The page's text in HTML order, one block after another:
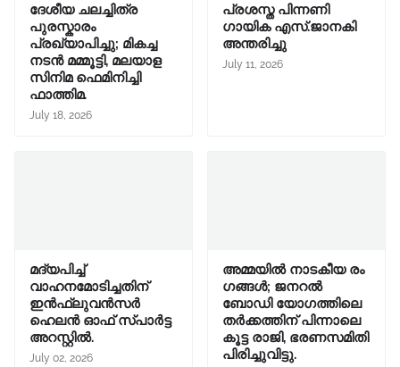
ദേശീയ ചലച്ചിത്ര
പുരസ്കാരം
പ്രഖ്യാപിച്ചു; മികച്ച
നടൻ മമ്മൂട്ടി, മലയാള
സിനിമ ഫെമിനിച്ചി
ഫാത്തിമ.
July 18, 2026
പ്രശസ്ത പിന്നണി
ഗായിക എസ്.ജാനകി
അന്തരിച്ചു
July 11, 2026
മദ്യപിച്ച്
വാഹനമോടിച്ചതിന്
ഇൻഫ്ലുവൻസർ
ഹെലൻ ഓഫ് സ്പാർട്ട
അറസ്റ്റിൽ.
July 02, 2026
അമ്മയിൽ നാടകീയ രം​
ഗങ്ങൾ; ജനറൽ
ബോഡി യോഗത്തിലെ
തർക്കത്തിന് പിന്നാലെ
കൂട്ട രാജി, ഭരണസമിതി
പിരിച്ചുവിട്ടു.